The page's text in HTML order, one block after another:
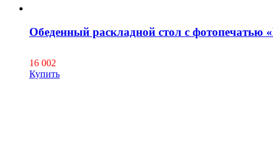
Обеденный раскладной стол с фотопечатью
16 002
Купить